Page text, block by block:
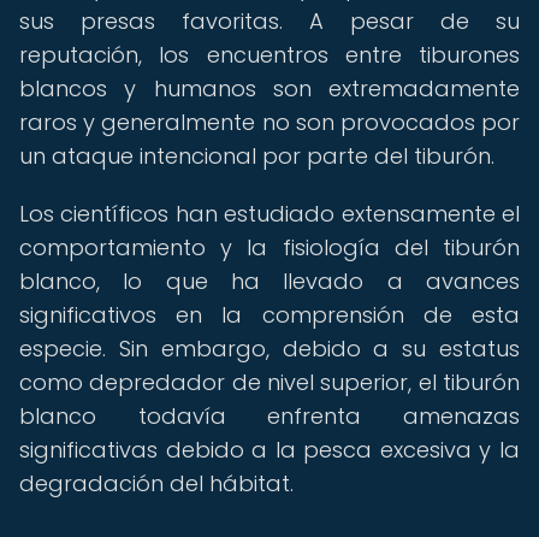
sus presas favoritas. A pesar de su
reputación, los encuentros entre tiburones
blancos y humanos son extremadamente
raros y generalmente no son provocados por
un ataque intencional por parte del tiburón.
Los científicos han estudiado extensamente el
comportamiento y la fisiología del tiburón
blanco, lo que ha llevado a avances
significativos en la comprensión de esta
especie. Sin embargo, debido a su estatus
como depredador de nivel superior, el tiburón
blanco todavía enfrenta amenazas
significativas debido a la pesca excesiva y la
degradación del hábitat.